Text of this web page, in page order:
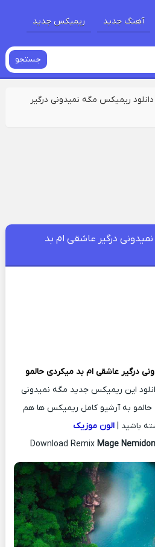
آهنگ جدید ریمیکس جدید
جستجو
دانلود ریمیکس مگه نمیدونی درگیر
درگیر عاشقی ام بد
درگیر عاشقی ام بد میکردی حالمو
این ریمیکس جدید مگه نمیدونی
حالمو به آرشیو کامل ریمیکس ها هم
باشید | الون موزیک
Download Remix Mage